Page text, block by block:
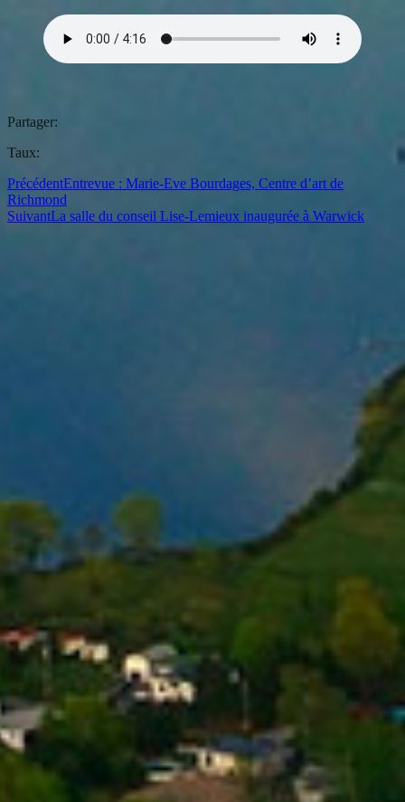
Partager:
Taux:
PrécédentEntrevue : Marie-Eve Bourdages, Centre d’art de
Richmond
SuivantLa salle du conseil Lise-Lemieux inaugurée à Warwick